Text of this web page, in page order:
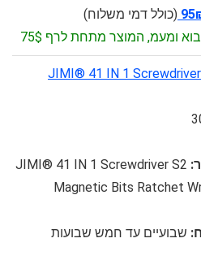
(כולל דמי משלוח)
ומעמ, המוצר מתחת לרף 75$
JIMI® 41 IN 1
JIMI® 41 IN 1 Screwdriver S2
Magnetic Bits Ratchet
שבועיים עד חמש שבועות